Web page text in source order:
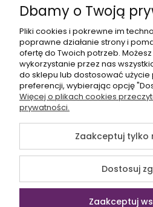
Szablon Flex by
Dbamy o Twoją
Pliki cookies i pokrewne im
poprawne działanie strony i
ofertę do Twoich potrzeb.
wykorzystanie przez nas
do sklepu lub dostosować użycie
preferencji, wybierając opcję
Więcej o plikach cookies
prywatności.
Zaakceptuj tylko
Dostosuj
Zaakceptuj